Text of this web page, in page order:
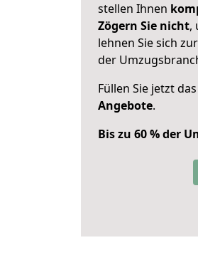
stellen Ihnen
Zögern Sie nicht,
lehnen Sie sich
der
Füllen Sie jetzt
Angebote.
Bis zu 60 % der